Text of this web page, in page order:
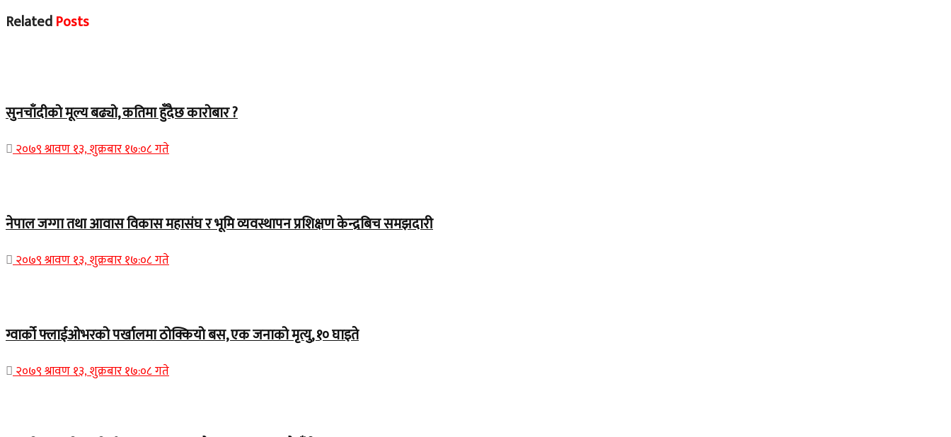
RelatedPosts
सुनचाँदीको मूल्य बढ्यो, कतिमा हुँदैछ कारोबार ?
२०७९ श्रावण १३, शुक्रबार १७:०८ गते
नेपाल जग्गा तथा आवास विकास महासंघ र भूमि व्यवस्थापन प्रशिक्षण केन्द्रबिच समझदारी
२०७९ श्रावण १३, शुक्रबार १७:०८ गते
ग्वार्को फ्लाईओभरको पर्खालमा ठोक्कियो बस, एक जनाको मृत्यु, १० घाइते
२०७९ श्रावण १३, शुक्रबार १७:०८ गते